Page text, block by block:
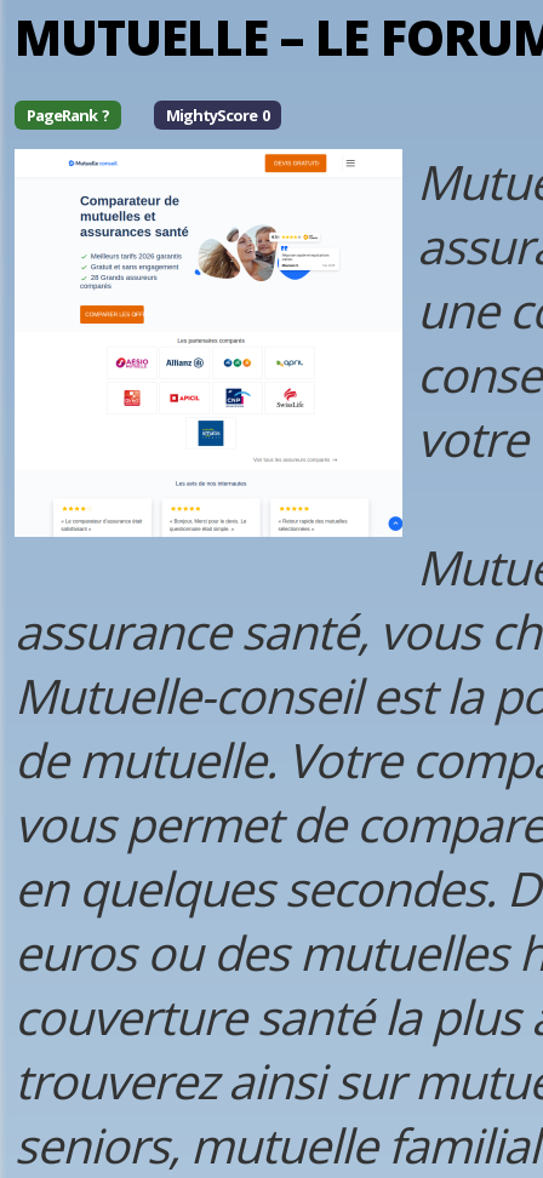
MUTUELLE – LE
PageRank ? MightyScore 0
une
votre
assurance santé, vous
Mutuelle-conseil est la
de mutuelle. Votre
vous permet de
en quelques secondes.
euros ou des mutuelles
couverture santé la plus
trouverez ainsi sur
seniors, mutuelle